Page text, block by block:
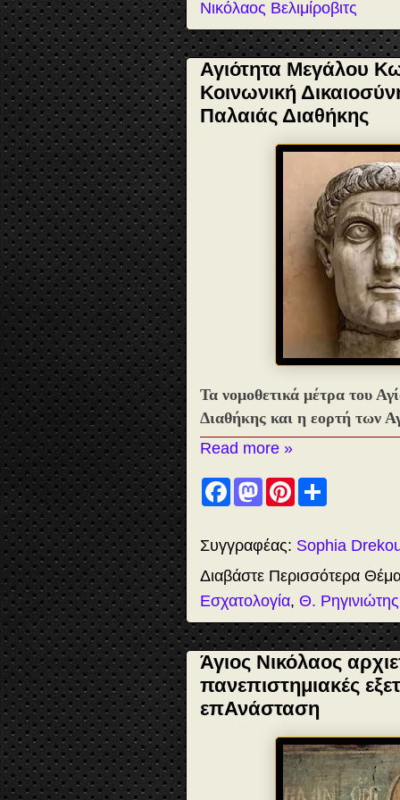
Νικόλαος Βελιμίροβιτς
Αγιότητα Μεγάλου
Κοινωνική
Παλαιάς Διαθήκης
Τα νομοθετικά μέτρα του
Διαθήκης και η εορτή των
Read more »
F
a
b
o
o
k
M
a
o
d
o
n
P
e
r
e
s
e
Συγγραφέας: Sophia
Διαβάστε Περισσότερα
Εσχατολογία, Θ. Ρηγινιώτης
Άγιος Νικόλαος
πανεπιστημιακές
επΑνάσταση